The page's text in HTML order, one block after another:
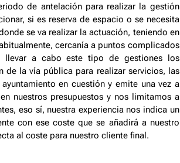
de antelación para realizar la gestión
si es reserva de espacio o se necesita
se va realizar la actuación, teniendo en
cercanía a puntos complicados
llevar a cabo este tipo de gestiones los
de la vía pública para realizar servicios, las
en cuestión y emite una vez a
nuestros presupuestos y nos limitamos a
eso sí, nuestra experiencia nos indica un
con ese coste que se añadirá a nuestro
al coste para nuestro cliente final.